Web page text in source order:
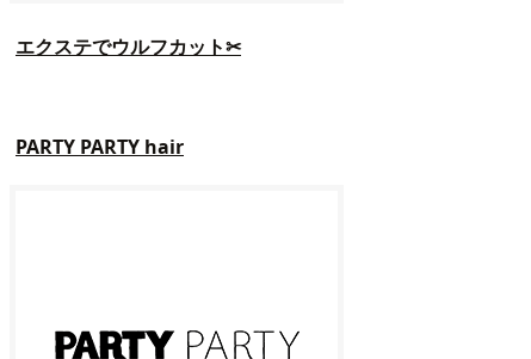
エクステでウルフカット✂︎
PARTY PARTY hair